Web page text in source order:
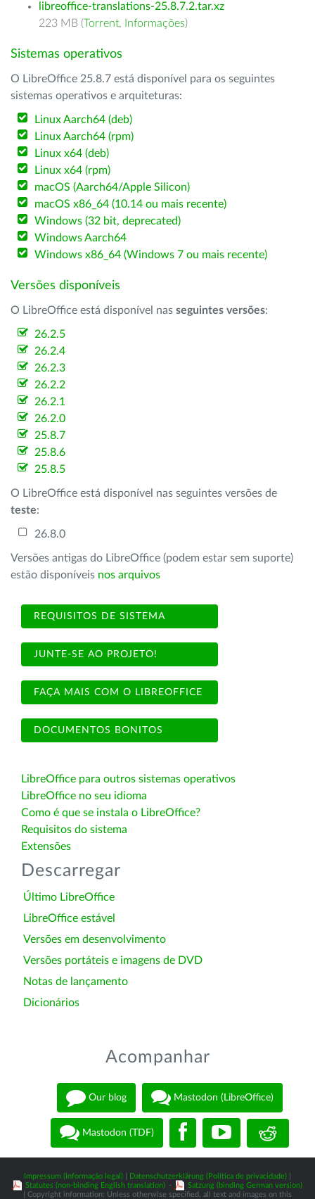
libreoffice-translations-25.8.7.2.tar.xz
223 MB (Torrent, Informações)
Sistemas operativos
O LibreOffice 25.8.7 está disponível para os seguintes
sistemas operativos e arquiteturas:
Linux Aarch64 (deb)
Linux Aarch64 (rpm)
Linux x64 (deb)
Linux x64 (rpm)
macOS (Aarch64/Apple Silicon)
macOS x86_64 (10.14 ou mais recente)
Windows (32 bit, deprecated)
Windows Aarch64
Windows x86_64 (Windows 7 ou mais recente)
Versões disponíveis
O LibreOffice está disponível nas seguintes versões:
26.2.5
26.2.4
26.2.3
26.2.2
26.2.1
26.2.0
25.8.7
25.8.6
25.8.5
O LibreOffice está disponível nas seguintes versões de
teste:
26.8.0
Versões antigas do LibreOffice (podem estar sem suporte)
estão disponíveis nos arquivos
REQUISITOS DE SISTEMA
JUNTE-SE AO PROJETO!
FAÇA MAIS COM O LIBREOFFICE
DOCUMENTOS BONITOS
LibreOffice para outros sistemas operativos
LibreOffice no seu idioma
Como é que se instala o LibreOffice?
Requisitos do sistema
Extensões
Descarregar
Último LibreOffice
LibreOffice estável
Versões em desenvolvimento
Versões portáteis e imagens de DVD
Notas de lançamento
Dicionários
Acompanhar
Our blog Mastodon (LibreOffice)
Mastodon (TDF)
Impressum (Informação legal) Datenschutzerklärung (Política de privacidade)
Statutes (non-binding English translation) -
Satzung (binding German version)
| Copyright information: Unless otherwise specified, all text and images on this